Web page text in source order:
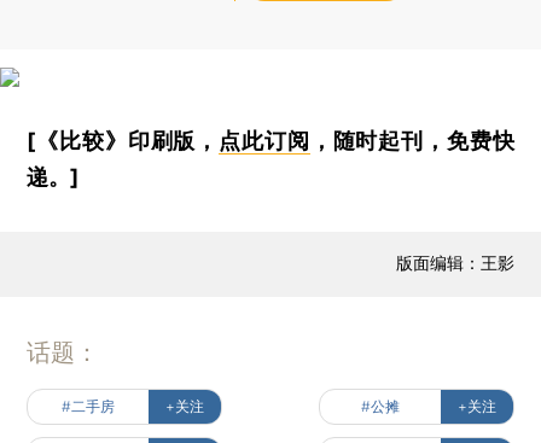
[《比较》印刷版， 点此订阅 ，随时起刊，免费快
递。]
版面编辑：王影
话题：
#二手房 +关注 #公摊 +关注